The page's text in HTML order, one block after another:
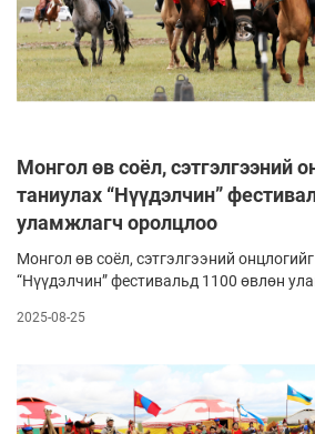
Монгол өв соёл, сэтгэлгээний
таниулах “Нүүдэлчин”
уламжлагч оролцлоо
Монгол өв соёл, сэтгэлгээний
“Нүүдэлчин” фестивальд 1100 өвлөн
2025-08-25